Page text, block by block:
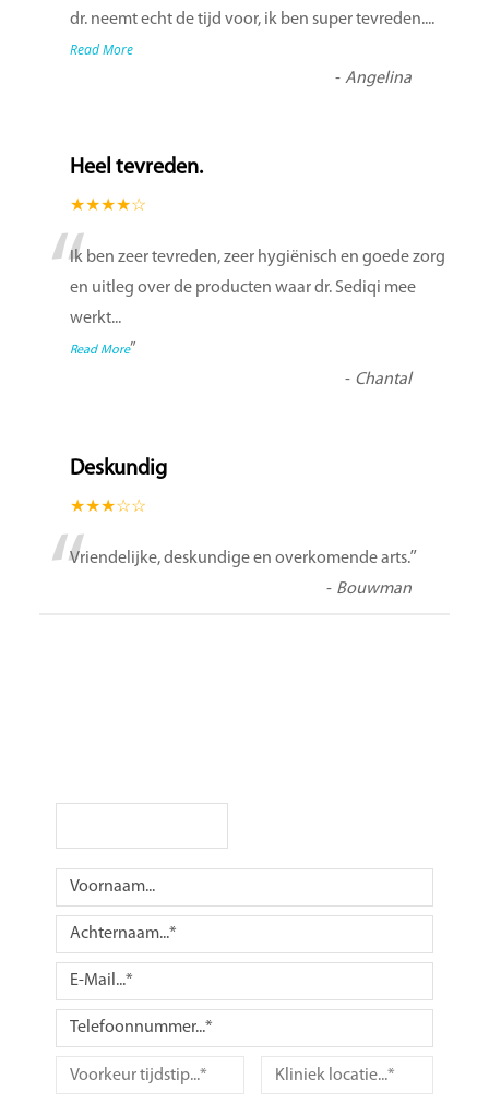
dr. neemt echt de tijd voor, ik ben super tevreden....
Read More
-Angelina
Heel tevreden.
★★★★☆
“Ik ben zeer tevreden, zeer hygiënisch en goede zorg
en uitleg over de producten waar dr. Sediqi mee
werkt...
Read More”
- Chantal
Deskundig
★★★☆☆
“Vriendelijke, deskundige en overkomende arts.”
- Bouwman